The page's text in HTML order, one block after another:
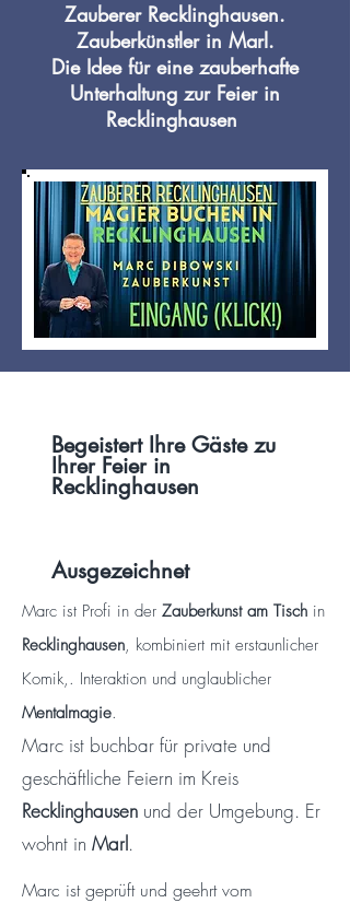
Zauberer Recklinghausen.
Zauberkünstler in Marl.
Die Idee für eine zauberhafte
Unterhaltung zur Feier in
Recklinghausen
Begeistert Ihre Gäste zu
Ihrer Feierin
Recklinghausen
Ausgezeichnet
Marc ist Profi in der Zauberkunst am Tisch in
Recklinghausen, kombiniert mit erstaunlicher
Komik,. Interaktion und unglaublicher
Mentalmagie.
Marc ist buchbar für private und
geschäftliche Feiern im Kreis
Recklinghausen und der Umgebung. Er
wohnt in Marl.
Marc ist geprüft und geehrt vom